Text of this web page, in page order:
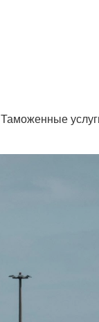
Таможенные